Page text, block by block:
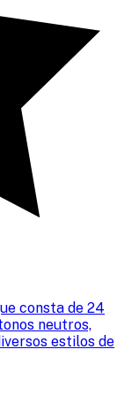
consta de 24
neutros,
estilos de